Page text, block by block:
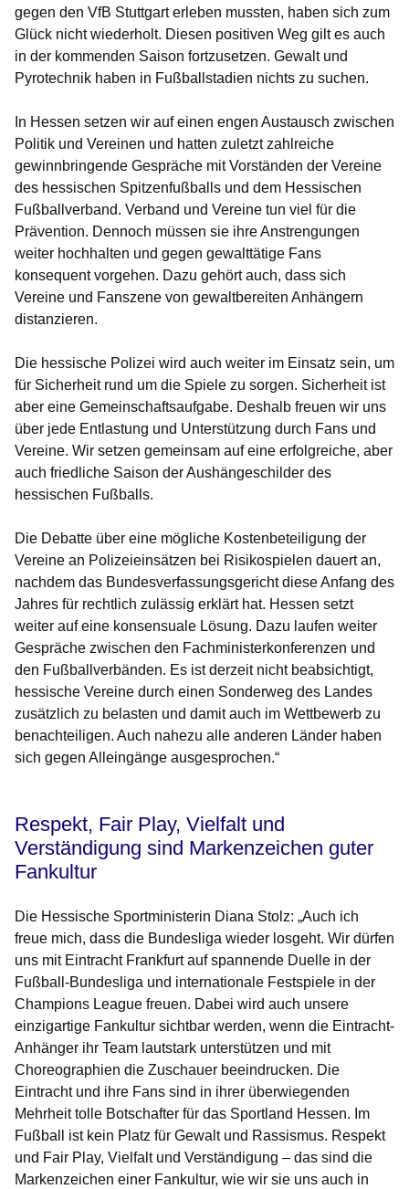
gegen den VfB Stuttgart erleben mussten, haben sich zum
Glück nicht wiederholt. Diesen positiven Weg gilt es auch
in der kommenden Saison fortzusetzen. Gewalt und
Pyrotechnik haben in Fußballstadien nichts zu suchen.
In Hessen setzen wir auf einen engen Austausch zwischen
Politik und Vereinen und hatten zuletzt zahlreiche
gewinnbringende Gespräche mit Vorständen der Vereine
des hessischen Spitzenfußballs und dem Hessischen
Fußballverband. Verband und Vereine tun viel für die
Prävention. Dennoch müssen sie ihre Anstrengungen
weiter hochhalten und gegen gewalttätige Fans
konsequent vorgehen. Dazu gehört auch, dass sich
Vereine und Fanszene von gewaltbereiten Anhängern
distanzieren.
Die hessische Polizei wird auch weiter im Einsatz sein, um
für Sicherheit rund um die Spiele zu sorgen. Sicherheit ist
aber eine Gemeinschaftsaufgabe. Deshalb freuen wir uns
über jede Entlastung und Unterstützung durch Fans und
Vereine. Wir setzen gemeinsam auf eine erfolgreiche, aber
auch friedliche Saison der Aushängeschilder des
hessischen Fußballs.
Die Debatte über eine mögliche Kostenbeteiligung der
Vereine an Polizeieinsätzen bei Risikospielen dauert an,
nachdem das Bundesverfassungsgericht diese Anfang des
Jahres für rechtlich zulässig erklärt hat. Hessen setzt
weiter auf eine konsensuale Lösung. Dazu laufen weiter
Gespräche zwischen den Fachministerkonferenzen und
den Fußballverbänden. Es ist derzeit nicht beabsichtigt,
hessische Vereine durch einen Sonderweg des Landes
zusätzlich zu belasten und damit auch im Wettbewerb zu
benachteiligen. Auch nahezu alle anderen Länder haben
sich gegen Alleingänge ausgesprochen.“
Respekt, Fair Play, Vielfalt und
Verständigung sind Markenzeichen guter
Fankultur
Die Hessische Sportministerin Diana Stolz: „Auch ich
freue mich, dass die Bundesliga wieder losgeht. Wir dürfen
uns mit Eintracht Frankfurt auf spannende Duelle in der
Fußball-Bundesliga und internationale Festspiele in der
Champions League freuen. Dabei wird auch unsere
einzigartige Fankultur sichtbar werden, wenn die Eintracht-
Anhänger ihr Team lautstark unterstützen und mit
Choreographien die Zuschauer beeindrucken. Die
Eintracht und ihre Fans sind in ihrer überwiegenden
Mehrheit tolle Botschafter für das Sportland Hessen. Im
Fußball ist kein Platz für Gewalt und Rassismus. Respekt
und Fair Play, Vielfalt und Verständigung – das sind die
Markenzeichen einer Fankultur, wie wir sie uns auch in